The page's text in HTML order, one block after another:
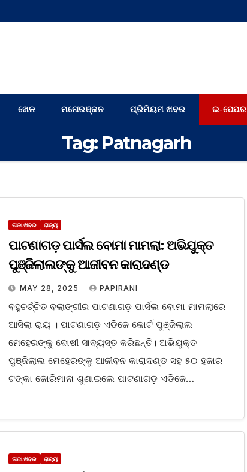
ଖେଳ ମନୋରଞ୍ଜନ ପ୍ରିମିୟମ ଖବର ଇ-ପେପର
Tag: Patnagarh
ତାଜା ଖବର ରାଜ୍ୟ
ପାଟଣାଗଡ଼ ପାର୍ସଲ ବୋମା ମାମଲା: ଅଭିଯୁକ୍ତ
ପୁଞ୍ଜିଲାଲଙ୍କୁ ଆଜୀବନ କାରାଦଣ୍ଡ
MAY 28, 2025 PAPIRANI
ବହୁଚର୍ଚ୍ଚିତ ବଲାଙ୍ଗୀର ପାଟଣାଗଡ଼ ପାର୍ସଲ ବୋମା ମାମଲାରେ
ଆସିଲା ରାୟ । ପାଟଣାଗଡ଼ ଏଡିଜେ କୋର୍ଟ ପୁଞ୍ଜିଲାଲ
ମେହେରଙ୍କୁ ଦୋଷୀ ସାବ୍ୟସ୍ତ କରିଛନ୍ତି। ଅଭିଯୁକ୍ତ
ପୁଞ୍ଜିଲାଲ ମେହେରଙ୍କୁ ଆଜୀବନ କାରାଦଣ୍ଡ ସହ ୫୦ ହଜାର
ଟଙ୍କା ଜୋରିମାନା ଶୁଣାଇଲେ ପାଟଣାଗଡ଼ ଏଡିଜେ…
ତାଜା ଖବର ରାଜ୍ୟ